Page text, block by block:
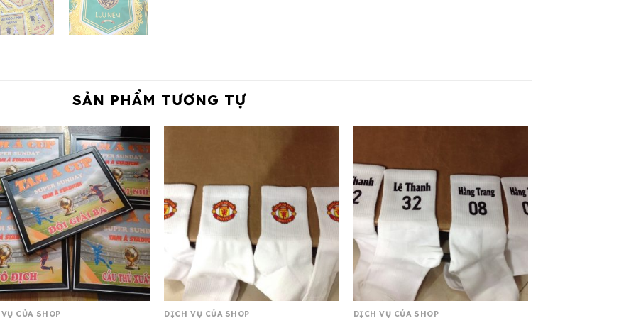
SẢN PHẨM TƯƠNG TỰ
CỦA SHOP DỊCH VỤ CỦA SHOP DỊCH VỤ CỦA SHOP